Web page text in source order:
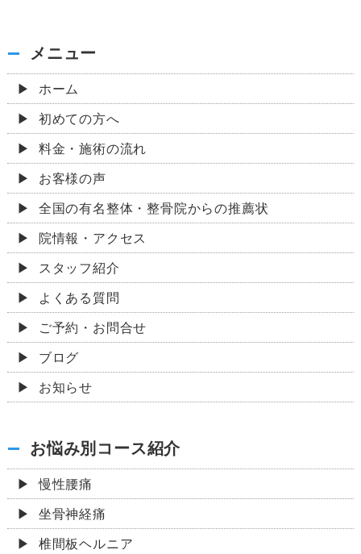
メニュー
ホーム
初めての方へ
料金・施術の流れ
お客様の声
全国の有名整体・整骨院からの推薦状
院情報・アクセス
スタッフ紹介
よくある質問
ご予約・お問合せ
ブログ
お知らせ
お悩み別コース紹介
慢性腰痛
坐骨神経痛
椎間板ヘルニア